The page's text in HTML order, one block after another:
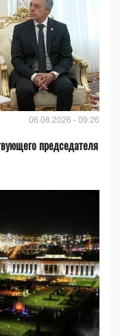
06.08.2026 - 09:26
председателя